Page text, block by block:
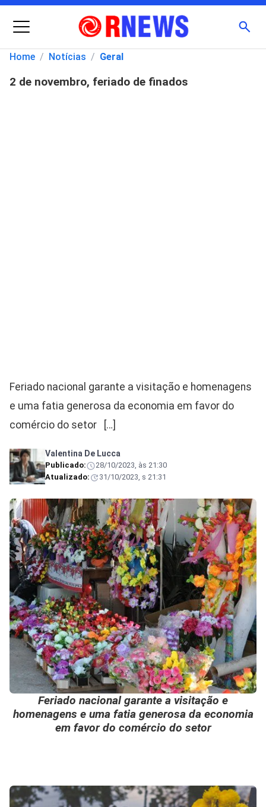
Menu
Pesquisar
Home / Notícias / Geral
2 de novembro, feriado de finados
Feriado nacional garante a visitação e homenagens
e uma fatia generosa da economia em favor do
comércio do setor […]
Valentina De Lucca
Publicado:
28/10/2023, às 21:30
Atualizado:
31/10/2023, s 21:31
Feriado nacional garante a visitação e
homenagens e uma fatia generosa da economia
em favor do comércio do setor